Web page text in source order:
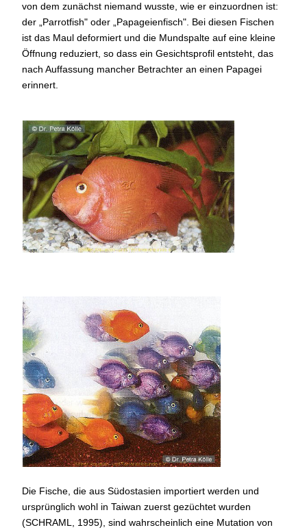
von dem zunächst niemand wusste, wie er einzuordnen ist:
der „Parrotfish" oder „Papageienfisch". Bei diesen Fischen
ist das Maul deformiert und die Mundspalte auf eine kleine
Öffnung reduziert, so dass ein Gesichtsprofil entsteht, das
nach Auffassung mancher Betrachter an einen Papagei
erinnert.
Die Fische, die aus Südostasien importiert werden und
ursprünglich wohl in Taiwan zuerst gezüchtet wurden
(SCHRAML, 1995), sind wahrscheinlich eine Mutation von